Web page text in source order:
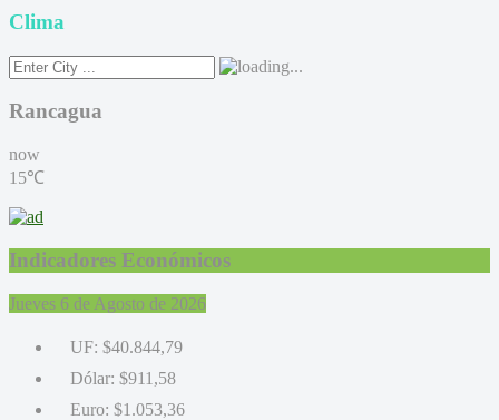
Clima
Rancagua
now
15℃
Indicadores Económicos
Jueves 6 de Agosto de 2026
UF: $40.844,79
Dólar: $911,58
Euro: $1.053,36